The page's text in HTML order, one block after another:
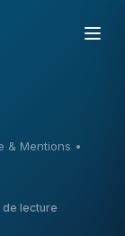
& Mentions •
de lecture